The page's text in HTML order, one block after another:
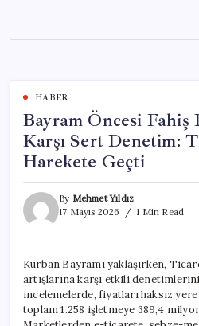
content
HABER
Bayram Öncesi Fahiş
Karşı Sert Denetim:
Harekete Geçti
By Mehmet Yıldız
17 Mayıs 2026
1 Min Read
Kurban Bayramı yaklaşırken,
artışlarına karşı etkili denetimlerini
incelemelerde, fiyatları haksız
toplam 1.258 işletmeye 389,4